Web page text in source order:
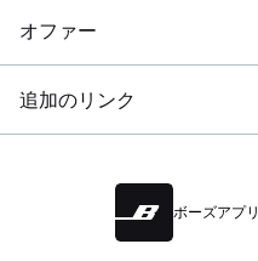
オファー
追加のリンク
ボーズアプリ